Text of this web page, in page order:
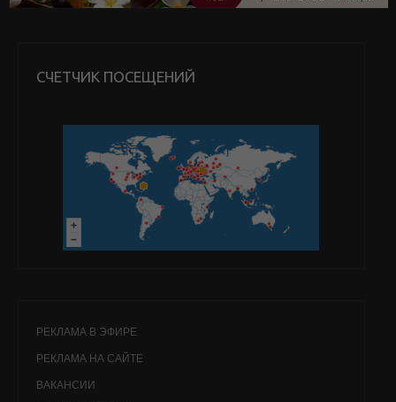
СЧЕТЧИК ПОСЕЩЕНИЙ
РЕКЛАМА В ЭФИРЕ
РЕКЛАМА НА САЙТЕ
ВАКАНСИИ